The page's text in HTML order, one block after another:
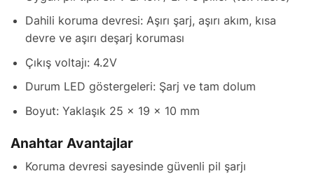
Dahili koruma devresi: Aşırı şarj, aşırı akım, kısa
devre ve aşırı deşarj koruması
Çıkış voltajı: 4.2V
Durum LED göstergeleri: Şarj ve tam dolum
Boyut: Yaklaşık 25 × 19 × 10 mm
Anahtar Avantajlar
Koruma devresi sayesinde güvenli pil şarjı